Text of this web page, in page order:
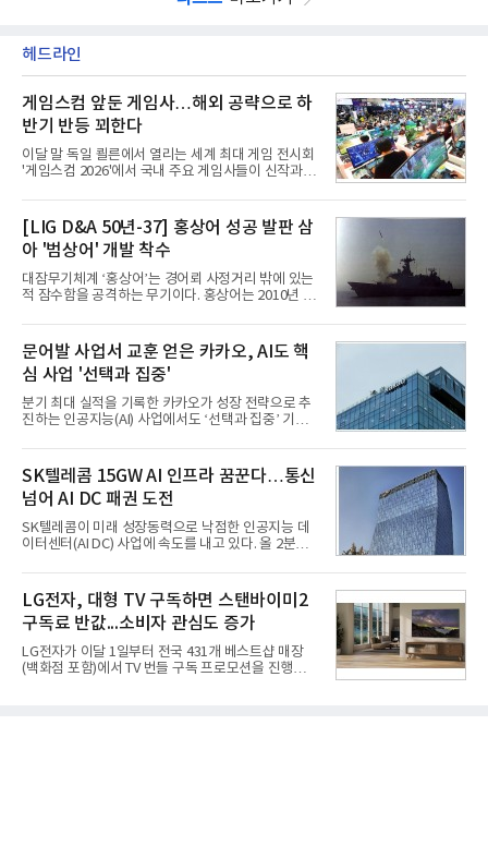
헤드라인
게임스컴 앞둔 게임사…해외 공략으로 하
반기 반등 꾀한다
이달 말 독일 쾰른에서 열리는 세계 최대 게임 전시회
'게임스컴 2026'에서 국내 주요 게임사들이 신작과 글
체별로 엇갈린 가운데 하반기 신작 흥행과 해외 시장
성과가 실적을 좌우할 핵심 변수로 떠오르고 있다.8일
업계에 따르면 올해 상반기 게임업계는 기업별 성적
표가 크게 갈렸다. 대표적으로 크래프톤은 'PUBG: 배
틀그라운드'의 안정적인 성장에 힘입어 상반기 연결
기준 매출 2조6616억원, 영업이익 9725억원으로 역
대 최대 실적을 기록했다. 엔씨도 올해 출시한 '아이온
동기 대
[LIG D&A 50년-37] 홍상어 성공 발판 삼
아 '범상어' 개발 착수
대잠무기체계 ‘홍상어’는 경어뢰 사정거리 밖에 있는
적 잠수함을 공격하는 무기이다. 홍상어는 2010년 넥
이뤄졌다. 이후 2012년 한국형 구축함(KDX-1) 이상
의 함정에 실전 배치됐다.그해 7월 해군은 동해상에서
성능 검증을 위해 홍상어 시험발사를 실시했다. 이때
홍상어가 목표 지점에서 입수한 후 표적을 타격하지
못하고 물속에서 멈춰버리는 예상 밖의 일이 벌어졌
다. 2차 품질확인 사격 시험에서도 만족스러운 결과를
얻지 못했다. 완벽한 신뢰성 확보를 위해 LIG넥스원은
분야를
문어발 사업서 교훈 얻은 카카오, AI도 핵
심 사업 '선택과 집중'
분기 최대 실적을 기록한 카카오가 성장 전략으로 추
진하는 인공지능(AI) 사업에서도 ‘선택과 집중’ 기조
라 투자에 나서는 것과 달리, 카카오는 ‘카카오톡’이
라는 플랫폼 경쟁력을 활용한 AI 에이전트 서비스에
집중하는 전략이다. 과거 무리한 사업 확장 과정에서
겪었던 시행착오를 되풀이하지 않고 핵심 역량에 집
중하겠다는 취지로 풀이된다.7일 업계에 따르면 카카
오는 올해 2분기 연결 기준 매출 2조985억원, 영업이
익 2770억원을 기록했다. 전년 동기 대비 매출과 영업
은 4884억
SK텔레콤 15GW AI 인프라 꿈꾼다…통신
넘어 AI DC 패권 도전
SK텔레콤이 미래 성장동력으로 낙점한 인공지능 데
이터센터(AI DC) 사업에 속도를 내고 있다. 올 2분기
는 2035년까지 총 15GW(기가와트) 규모의 AI DC를
구축하겠다는 대형 청사진을 제시하면서다. 이에 따
라 경쟁 구도 역시 이동통신사인 KT, LG유플러스를
넘어 네이버, 삼성SDS 등 IT 인프라 기업으로 확장되
고 있다.7일 SK텔레콤에 따르면 회사는 올해 2분기
연결 기준 매출 4조 3591억원, 영업이익 5660억원을
기록했다. 매출은 전년 동기 대비 0.5%, 영업이익은
LG전자, 대형 TV 구독하면 스탠바이미2
구독료 반값...소비자 관심도 증가
LG전자가 이달 1일부터 전국 431개 베스트샵 매장
(백화점 포함)에서 TV 번들 구독 프로모션을 진행하고